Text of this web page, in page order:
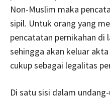
Non-Muslim maka
sipil. Untuk orang yang
pencatatan pernikahan di
sehingga akan keluar
cukup sebagai legalitas
Di satu sisi dalam